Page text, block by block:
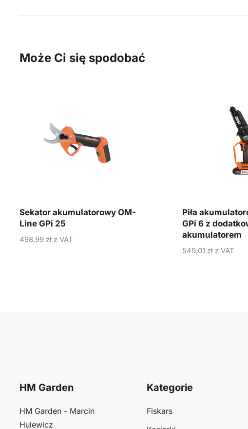
Może Ci się spodobać
Sekator akumulatorowy OM-
Line GPi 25
498,99 zł z VAT
Piła
GPi 6 z
akumulatorem
549,01 złz VAT
HM Garden
HM Garden - Marcin
Hulewicz
Kategorie
Fiskars